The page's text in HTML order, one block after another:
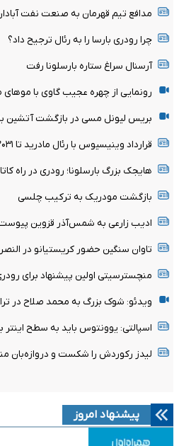
مدافع تیم قهرمان به صنعت نفت
چرا رودری بارسا را به رئال ترجیح داد؟
آرسنال سراغ ستاره بارسلونا رفت
رونمایی از چهره عجیب گاوی با
بریس لیونل مسی در بازگشت آتشین
قرارداد وینیسیوس با رئال مادرید تا ۲۰۳۱ تمدید شد
هایجک بزرگ بارسلونا؛ رودری در راه
بازگشت مودریک به ترکیب چلسی
ادیب زارعی به شمس‌آذر قزوین
تاوان سنگین حضور کریستیانو در النصر
منچسترسیتی اولین پیشنهاد برای
ویدئو: شوک بزرگ به محمد صلاح در
اسپالتی: یوونتوس باید به سطح اینتر
لیدز رکوردش را شکست و دروازه‌بان
پیشنهاد امروز